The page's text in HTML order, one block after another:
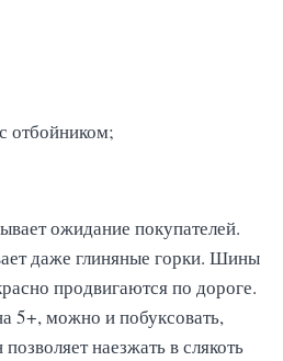
отбойником;
ожидание покупателей.
даже глиняные горки. Шины
продвигаются по дороге.
5+, можно и побуксовать,
наезжать в слякоть